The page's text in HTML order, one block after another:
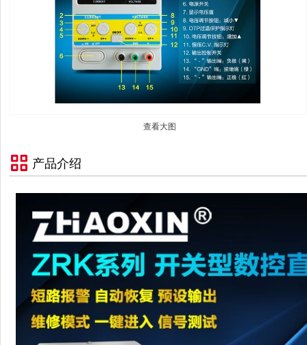
查看大图
产品介绍